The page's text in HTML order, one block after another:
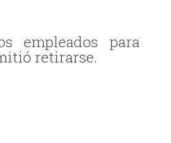
empleados para
retirarse.